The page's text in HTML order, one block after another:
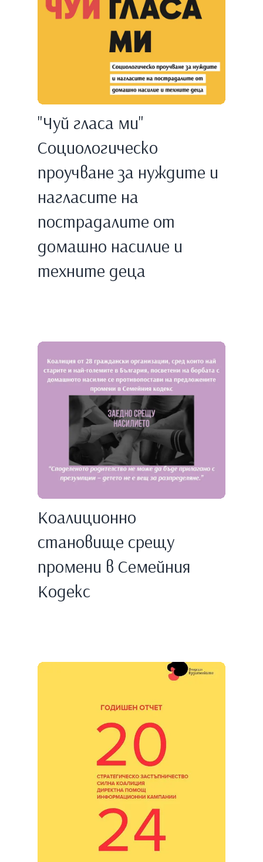
"Чуй гласа ми"
Социологическо
проучване за нуждите и
нагласите на
пострадалите от
домашно насилие и
техните деца
Коалиционно
становище срещу
промени в Семейния
Кодекс